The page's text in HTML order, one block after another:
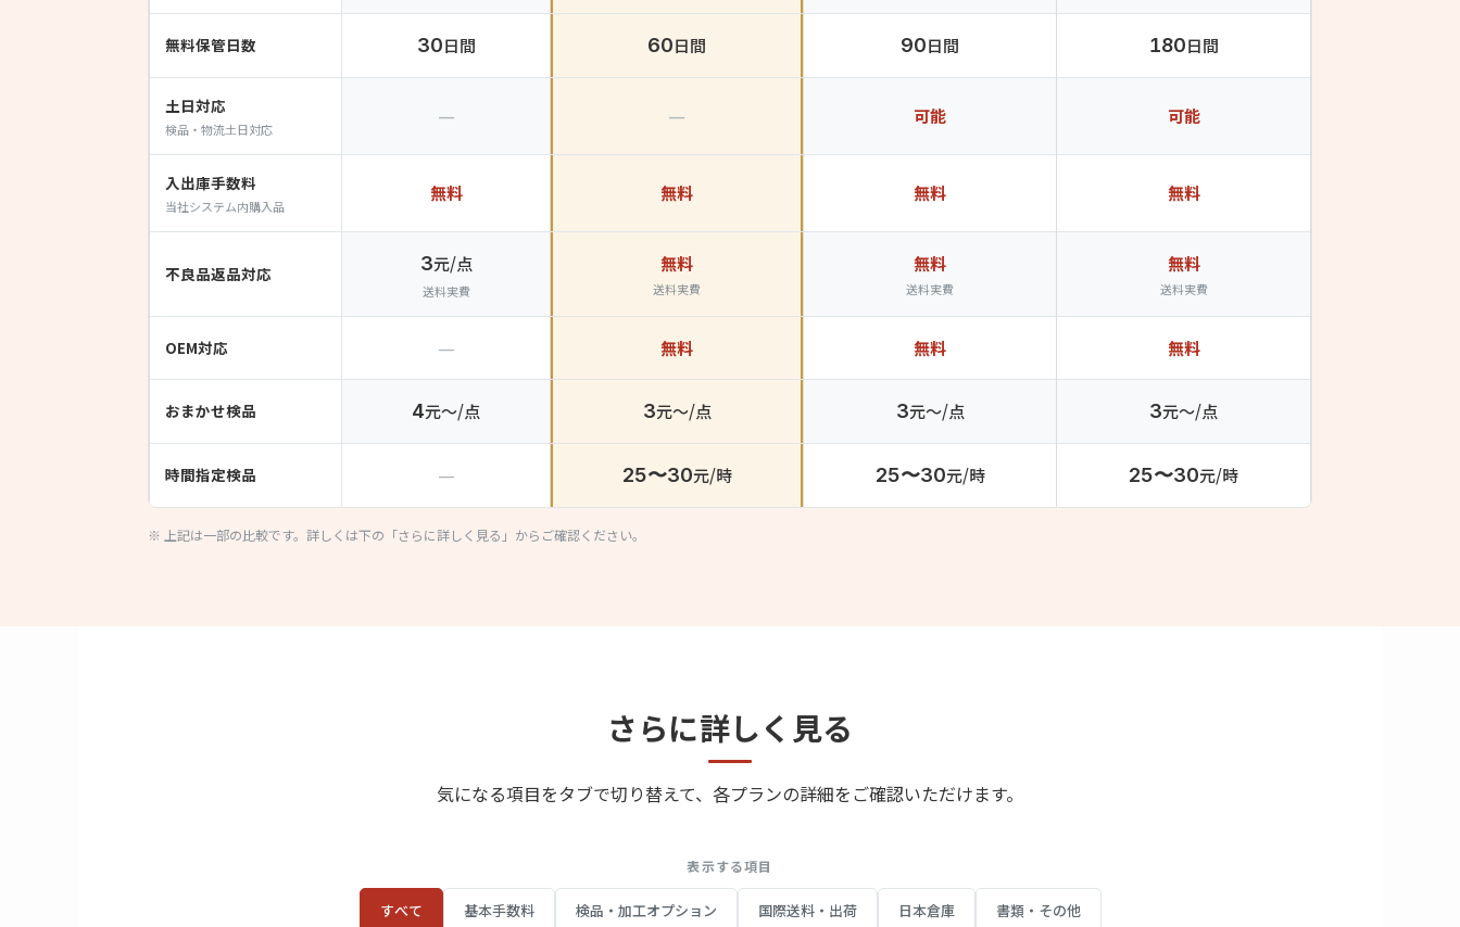
無料保管日数 30日間 60日間 90日間 180日間
土日対応
検品・物流土日対応 — — 可能 可能
入出庫手数料
当社システム内購入品
無料 無料 無料 無料
不良品返品対応 3元/点
送料実費
無料
送料実費
無料
送料実費
無料
送料実費
OEM対応 — 無料 無料 無料
おまかせ検品 4元〜/点 3元〜/点 3元〜/点 3元〜/点
時間指定検品 — 25〜30元/時 25〜30元/時 25〜30元/時
※ 上記は一部の比較です。詳しくは下の「さらに詳しく見る」からご確認ください。
さらに詳しく見る
気になる項目をタブで切り替えて、各プランの詳細をご確認いただけます。
表示する項目
すべて 基本手数料 検品・加工オプション 国際送料・出荷 日本倉庫 書類・その他